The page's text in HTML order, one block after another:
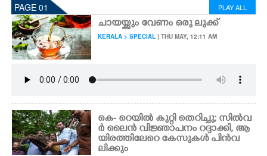
OPINION
PHOTOS
LIFESTYLE
SPIRITUAL
INFO+
PAGE 01 PLAY ALL
ചായയ്ക്കും വേണം ഒരു ലുക്ക്
KERALA > SPECIAL | THU MAY, 12:11 AM
കെ- റെയിൽ കുറ്റി തെറിച്ചു; സിൽവ
ർ ലൈൻ വിജ്ഞാപനം റദ്ദാക്കി,​ ആ
യിരത്തിലേറെ കേസുകൾ പിൻവ
ലിക്കും